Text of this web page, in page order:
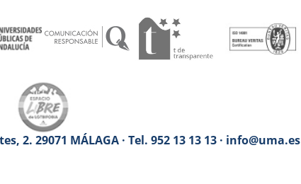
2. 29071 MÁLAGA · Tel. 952 13 13 13 · info@uma.es